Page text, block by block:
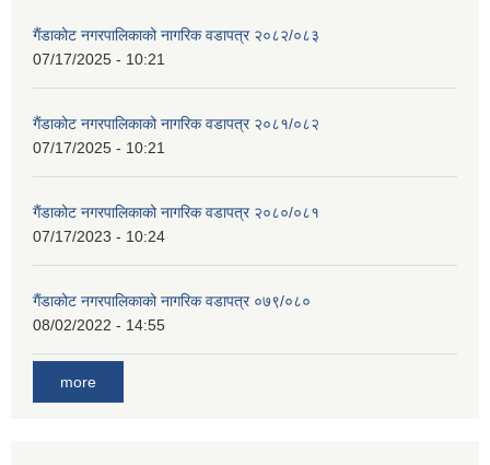
गैंडाकोट नगरपालिकाको नागरिक वडापत्र २०८२/०८३
07/17/2025 - 10:21
गैंडाकोट नगरपालिकाको नागरिक वडापत्र २०८१/०८२
07/17/2025 - 10:21
गैंडाकोट नगरपालिकाको नागरिक वडापत्र २०८०/०८१
07/17/2023 - 10:24
गैंडाकोट नगरपालिकाको नागरिक वडापत्र ०७९/०८०
08/02/2022 - 14:55
more